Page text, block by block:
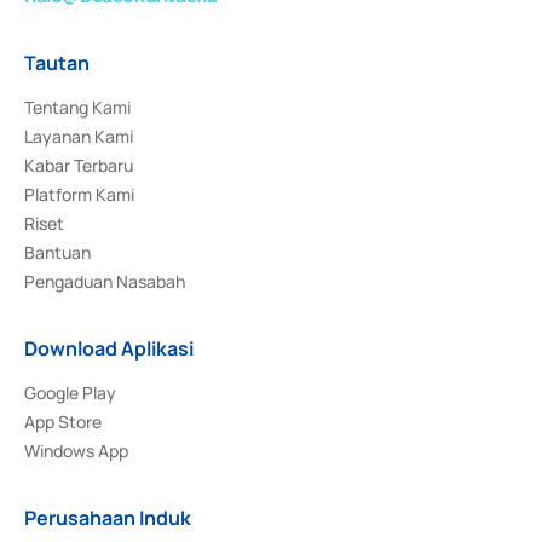
Tautan
Tentang Kami
Layanan Kami
Kabar Terbaru
Platform Kami
Riset
Bantuan
Pengaduan Nasabah
Download Aplikasi
Google Play
App Store
Windows App
Perusahaan Induk